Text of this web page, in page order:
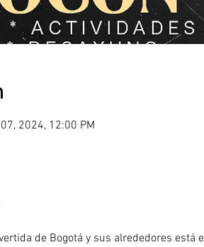
2024, 12:00 PM
de Bogotá y sus alrededores está